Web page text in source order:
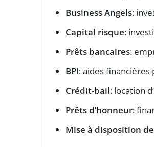
Business Angels:
Capital risque:
Prêts bancaires:
BPI: aides financières
Crédit-bail: location
Prêts d’honneur:
Mise à disposition